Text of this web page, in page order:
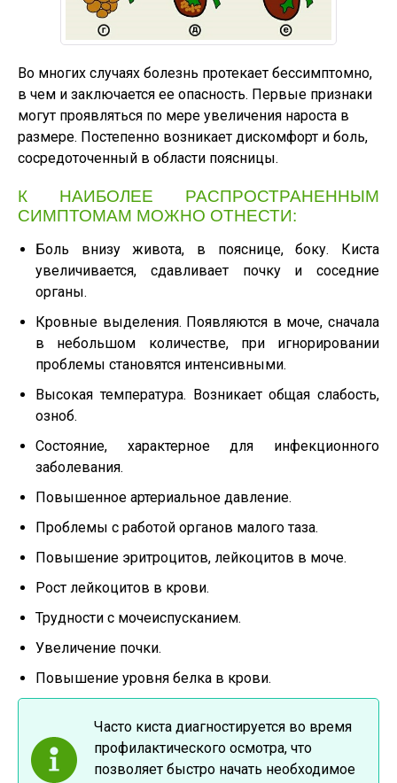
Во многих случаях болезнь протекает бессимптомно,
в чем и заключается ее опасность. Первые признаки
могут проявляться по мере увеличения нароста в
размере. Постепенно возникает дискомфорт и боль,
сосредоточенный в области поясницы.
К НАИБОЛЕЕ РАСПРОСТРАНЕННЫМ
СИМПТОМАМ МОЖНО ОТНЕСТИ:
Боль внизу живота, в пояснице, боку. Киста
увеличивается, сдавливает почку и соседние
органы.
Кровные выделения. Появляются в моче, сначала
в небольшом количестве, при игнорировании
проблемы становятся интенсивными.
Высокая температура. Возникает общая слабость,
озноб.
Состояние, характерное для инфекционного
заболевания.
Повышенное артериальное давление.
Проблемы с работой органов малого таза.
Повышение эритроцитов, лейкоцитов в моче.
Рост лейкоцитов в крови.
Трудности с мочеиспусканием.
Увеличение почки.
Повышение уровня белка в крови.
Часто киста диагностируется во время
профилактического осмотра, что
позволяет быстро начать необходимое